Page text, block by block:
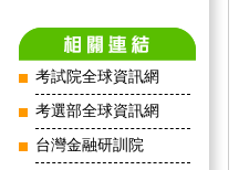
考試院全球資訊網
考選部全球資訊網
台灣金融研訓院